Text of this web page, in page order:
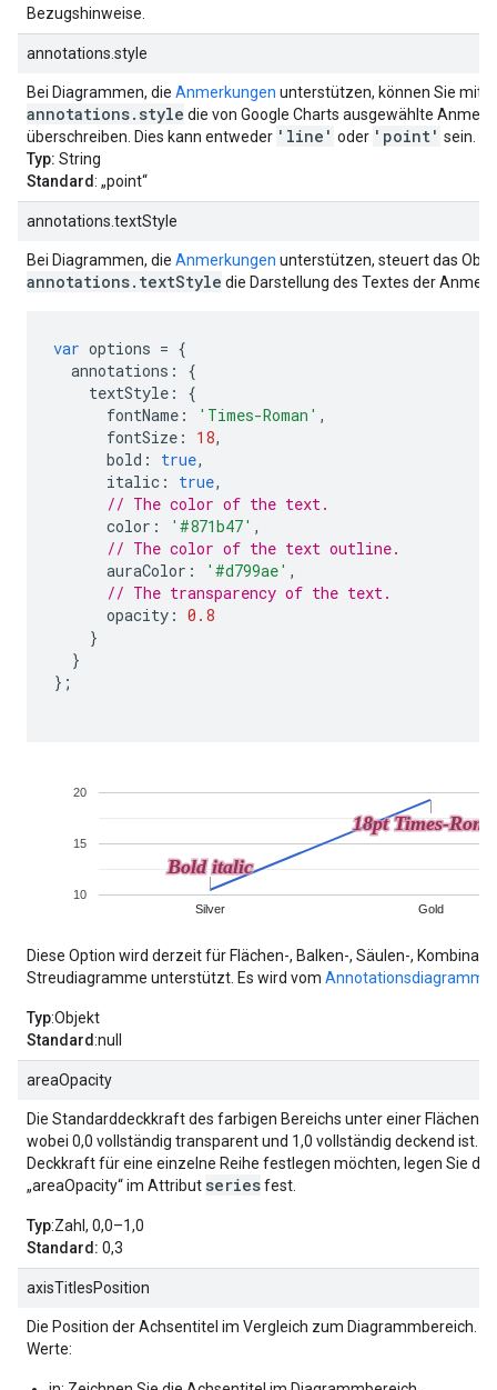
Bezugshinweise.
annotations.style
Bei Diagrammen, die Anmerkungen unterstützen, können Sie mit
annotations.style die von Google Charts ausgewählte
überschreiben. Dies kann entweder 'line' oder 'point' sein.
Typ: String
Standard: „point“
annotations.textStyle
Bei Diagrammen, die Anmerkungen unterstützen, steuert das
annotations.textStyle die Darstellung des Textes der
var options = {
annotations :
{
textStyle :
{
fontName : 'Times-Roman' ,
fontSize : 18,
bold : true,
italic : true,
// The color of the text.
color : '#871b47' ,
// The color of the text outline.
auraColor : '#d799ae' ,
// The transparency of the text.
opacity : 0.8
}
}
};
Diese Option wird derzeit für Flächen-, Balken-, Säulen-,
Streudiagramme unterstützt. Es wird vom Annotationsdiagramm
Typ:Objekt
Standard:null
areaOpacity
Die Standarddeckkraft des farbigen Bereichs unter einer
wobei 0,0 vollständig transparent und 1,0 vollständig deckend ist.
Deckkraft für eine einzelne Reihe festlegen möchten, legen Sie
„areaOpacity“ im Attribut seriesfest.
Typ:Zahl, 0,0–1,0
Standard: 0,3
axisTitlesPosition
Die Position der Achsentitel im Vergleich zum Diagrammbereich.
Werte: